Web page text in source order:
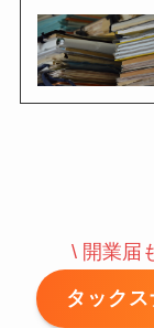
\ 開業届
タック